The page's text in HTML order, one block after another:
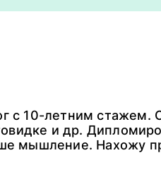
с 10-летним стажем.
и др.
мышление. Нахожу